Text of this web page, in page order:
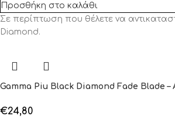
Προσθήκη στο καλάθι
Σε περίπτωση που θέλετε να
Diamond.
Gamma Piu Black Diamond Fade Blade –
€24,80